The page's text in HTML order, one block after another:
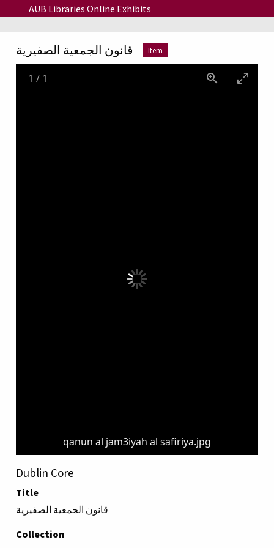
Skip to main content
AUB Libraries Online Exhibits
قانون الجمعية الصفيرية Item
qanun al jam3iyah al safiriya.jpg
1 / 1
Dublin Core
Title
قانون الجمعية الصفيرية
Collection